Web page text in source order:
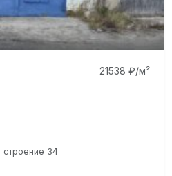
21538 ₽/м²
строение 34